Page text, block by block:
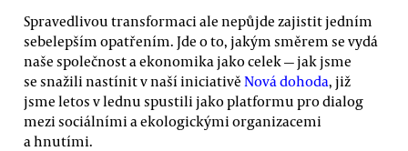
Spravedlivou transformaci ale nepůjde zajistit jedním
sebelepším opatřením. Jde o to, jakým směrem se vydá
naše společnost a ekonomika jako celek — jak jsme
se snažili nastínit v naší iniciativě Nová dohoda, již
jsme letos v lednu spustili jako platformu pro dialog
mezi sociálními a ekologickými organizacemi
a hnutími.